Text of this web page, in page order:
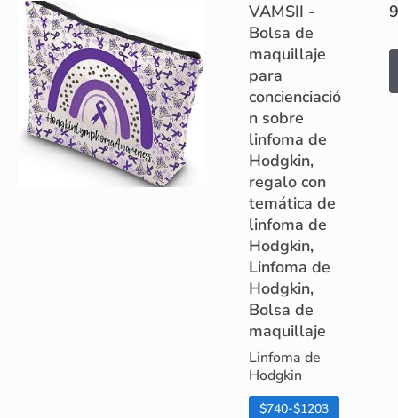
VAMSII -
Bolsa de
maquillaje
para
concienciació
n sobre
linfoma de
Hodgkin,
regalo con
temática de
linfoma de
Hodgkin,
Linfoma de
Hodgkin,
Bolsa de
maquillaje
Linfoma de
Hodgkin
$740-$1203